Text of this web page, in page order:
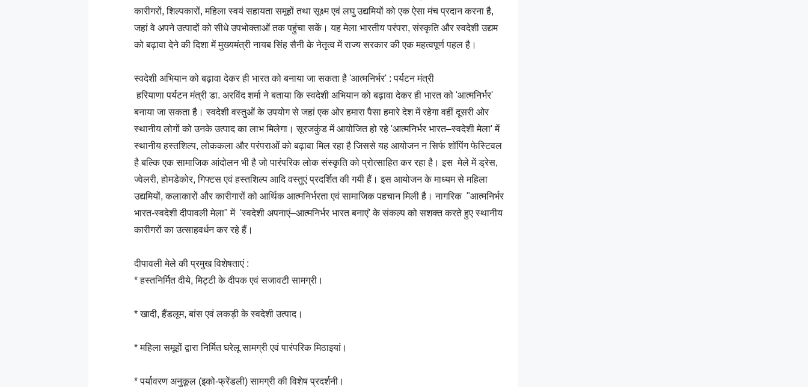
कारीगरों, शिल्पकारों, महिला स्वयं सहायता समूहों तथा सूक्ष्म एवं लघु उद्यमियों को एक ऐसा मंच प्रदान करना है,
जहां वे अपने उत्पादों को सीधे उपभोक्ताओं तक पहुंचा सकें। यह मेला भारतीय परंपरा, संस्कृति और स्वदेशी उद्यम
को बढ़ावा देने की दिशा में मुख्यमंत्री नायब सिंह सैनी के नेतृत्व में राज्य सरकार की एक महत्वपूर्ण पहल है।
स्वदेशी अभियान को बढ़ावा देकर ही भारत को बनाया जा सकता है 'आत्मनिर्भर' : पर्यटन मंत्री
हरियाणा पर्यटन मंत्री डा. अरविंद शर्मा ने बताया कि स्वदेशी अभियान को बढ़ावा देकर ही भारत को 'आत्मनिर्भर'
बनाया जा सकता है। स्वदेशी वस्तुओं के उपयोग से जहां एक ओर हमारा पैसा हमारे देश में रहेगा वहीं दूसरी ओर
स्थानीय लोगों को उनके उत्पाद का लाभ मिलेगा। सूरजकुंड में आयोजित हो रहे 'आत्मनिर्भर भारत–स्वदेशी मेला' में
स्थानीय हस्तशिल्प, लोककला और परंपराओं को बढ़ावा मिल रहा है जिससे यह आयोजन न सिर्फ शॉपिंग फेस्टिवल
है बल्कि एक सामाजिक आंदोलन भी है जो पारंपरिक लोक संस्कृति को प्रोत्साहित कर रहा है। इस मेले में ड्रेस,
ज्वेलरी, होमडेकोर, गिफ्टस एवं हस्तशिल्प आदि वस्तुएं प्रदर्शित की गयी हैं। इस आयोजन के माध्यम से महिला
उद्यमियों, कलाकारों और कारीगारों को आर्थिक आत्मनिर्भरता एवं सामाजिक पहचान मिली है। नागरिक "आत्मनिर्भर
भारत-स्वदेशी दीपावली मेला" में 'स्वदेशी अपनाएं–आत्मनिर्भर भारत बनाएं' के संकल्प को सशक्त करते हुए स्थानीय
कारीगरों का उत्साहवर्धन कर रहे हैं।
दीपावली मेले की प्रमुख विशेषताएं :
* हस्तनिर्मित दीये, मिट्टी के दीपक एवं सजावटी सामग्री।
* खादी, हैंडलूम, बांस एवं लकड़ी के स्वदेशी उत्पाद।
* महिला समूहों द्वारा निर्मित घरेलू सामग्री एवं पारंपरिक मिठाइयां।
* पर्यावरण अनुकूल (इको-फ्रेंडली) सामग्री की विशेष प्रदर्शनी।